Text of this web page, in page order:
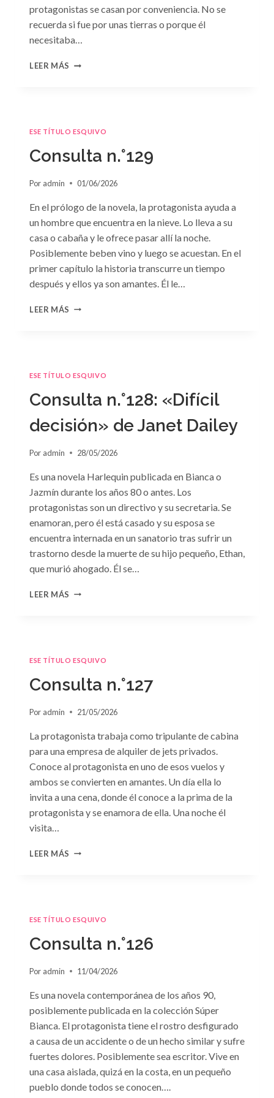
protagonistas se casan por conveniencia. No se
recuerda si fue por unas tierras o porque él
necesitaba…
LEER MÁS CONSULTA
ESE TÍTULO ESQUIVO
Consulta n.°129
Por admin 01/06/2026
En el prólogo de la novela, la protagonista ayuda a
un hombre que encuentra en la nieve. Lo lleva a su
casa o cabaña y le ofrece pasar allí la noche.
Posiblemente beben vino y luego se acuestan. En el
primer capítulo la historia transcurre un tiempo
después y ellos ya son amantes. Él le…
LEER MÁS CONSULTA
ESE TÍTULO ESQUIVO
Consulta n.°128: «Difícil
decisión» de Janet Dailey
Por admin 28/05/2026
Es una novela Harlequin publicada en Bianca o
Jazmín durante los años 80 o antes. Los
protagonistas son un directivo y su secretaria. Se
enamoran, pero él está casado y su esposa se
encuentra internada en un sanatorio tras sufrir un
trastorno desde la muerte de su hijo pequeño, Ethan,
que murió ahogado. Él se…
LEER MÁS CONSULTA
JANET
DAILEY
ESE TÍTULO ESQUIVO
Consulta n.°127
Por admin 21/05/2026
La protagonista trabaja como tripulante de cabina
para una empresa de alquiler de jets privados.
Conoce al protagonista en uno de esos vuelos y
ambos se convierten en amantes. Un día ella lo
invita a una cena, donde él conoce a la prima de la
protagonista y se enamora de ella. Una noche él
visita…
LEER MÁS CONSULTA
ESE TÍTULO ESQUIVO
Consulta n.°126
Por admin 11/04/2026
Es una novela contemporánea de los años 90,
posiblemente publicada en la colección Súper
Bianca. El protagonista tiene el rostro desfigurado
a causa de un accidente o de un hecho similar y sufre
fuertes dolores. Posiblemente sea escritor. Vive en
una casa aislada, quizá en la costa, en un pequeño
pueblo donde todos se conocen….